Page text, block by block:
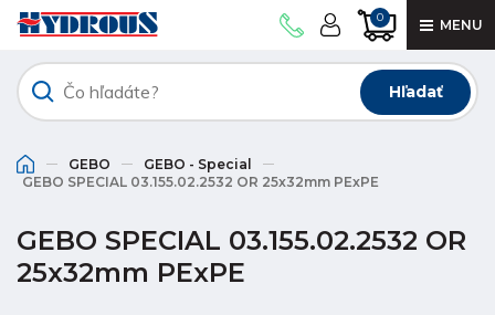
0 MENU
Hľadať
GEBO
GEBO - Special
GEBO SPECIAL 03.155.02.2532 OR 25x32mm PExPE
GEBO SPECIAL 03.155.02.2532 OR
25x32mm PExPE